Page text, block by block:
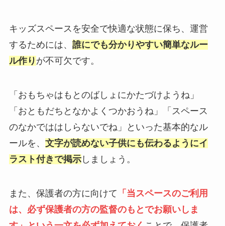
キッズスペースを安全で快適な状態に保ち、運営
するためには、 誰にでも分かりやすい簡単なルー
ル作り が不可欠です。
「おもちゃはもとのばしょにかたづけようね」
「おともだちとなかよくつかおうね」「スペース
のなかでははしらないでね」といった基本的なル
ールを、 文字が読めない子供にも伝わるようにイ
ラスト付きで掲示しましょう。
また、保護者の方に向けて 「当スペースのご利用
は、必ず保護者の方の監督のもとでお願いしま